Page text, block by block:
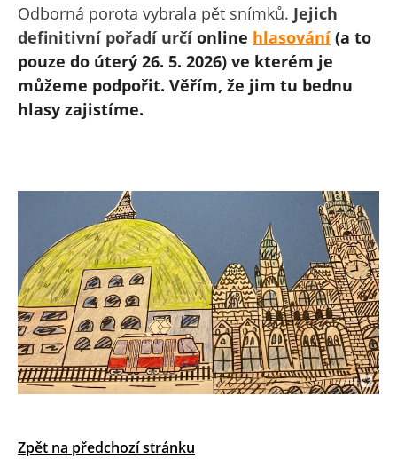
Odborná porota vybrala pět snímků. Jejich
definitivní pořadí určí online hlasování(a to
pouze do úterý 26. 5. 2026) ve kterém je
můžeme podpořit. Věřím, že jim tu bednu
hlasy zajistíme.
Zpět na předchozí stránku